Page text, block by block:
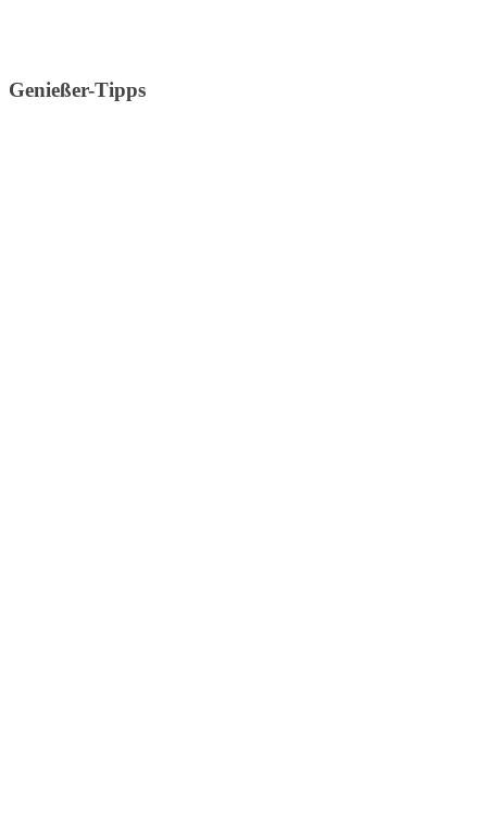
Genießer-Tipps